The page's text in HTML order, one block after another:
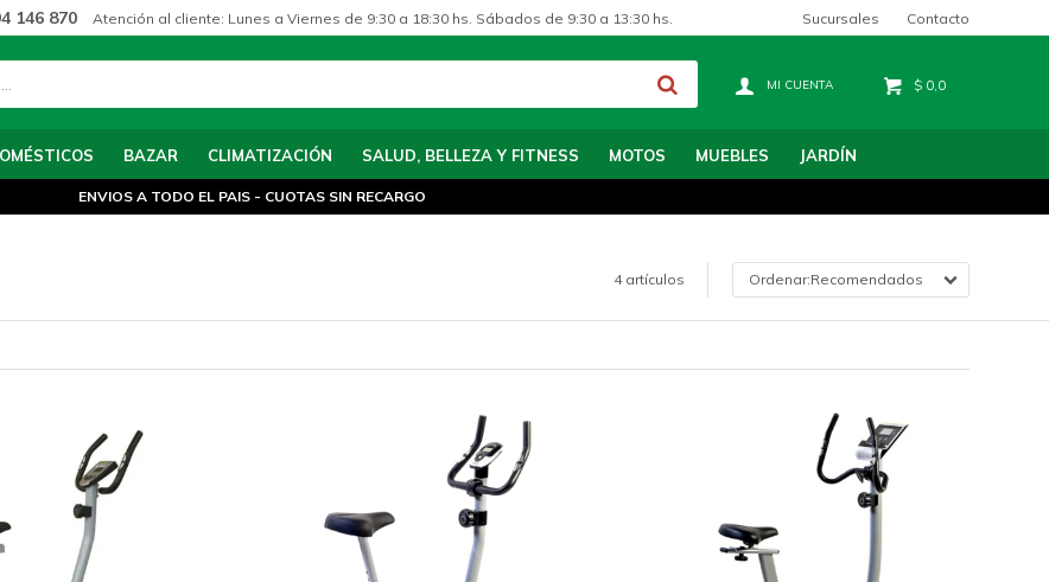
BAZAR CLIMATIZACIÓN SALUD, BELLEZA Y FITNESS MOTOS MUEBLES JARDÍN
$ 0,0
146 870 Atención al cliente: Lunes a Viernes de 9:30 a 18:30 hs. Sábados de 9:30 a 13:30 hs. Sucursales Contacto
ENVIOS A TODO EL PAIS - CUOTAS SIN RECARGO
4 artículos Recomendados